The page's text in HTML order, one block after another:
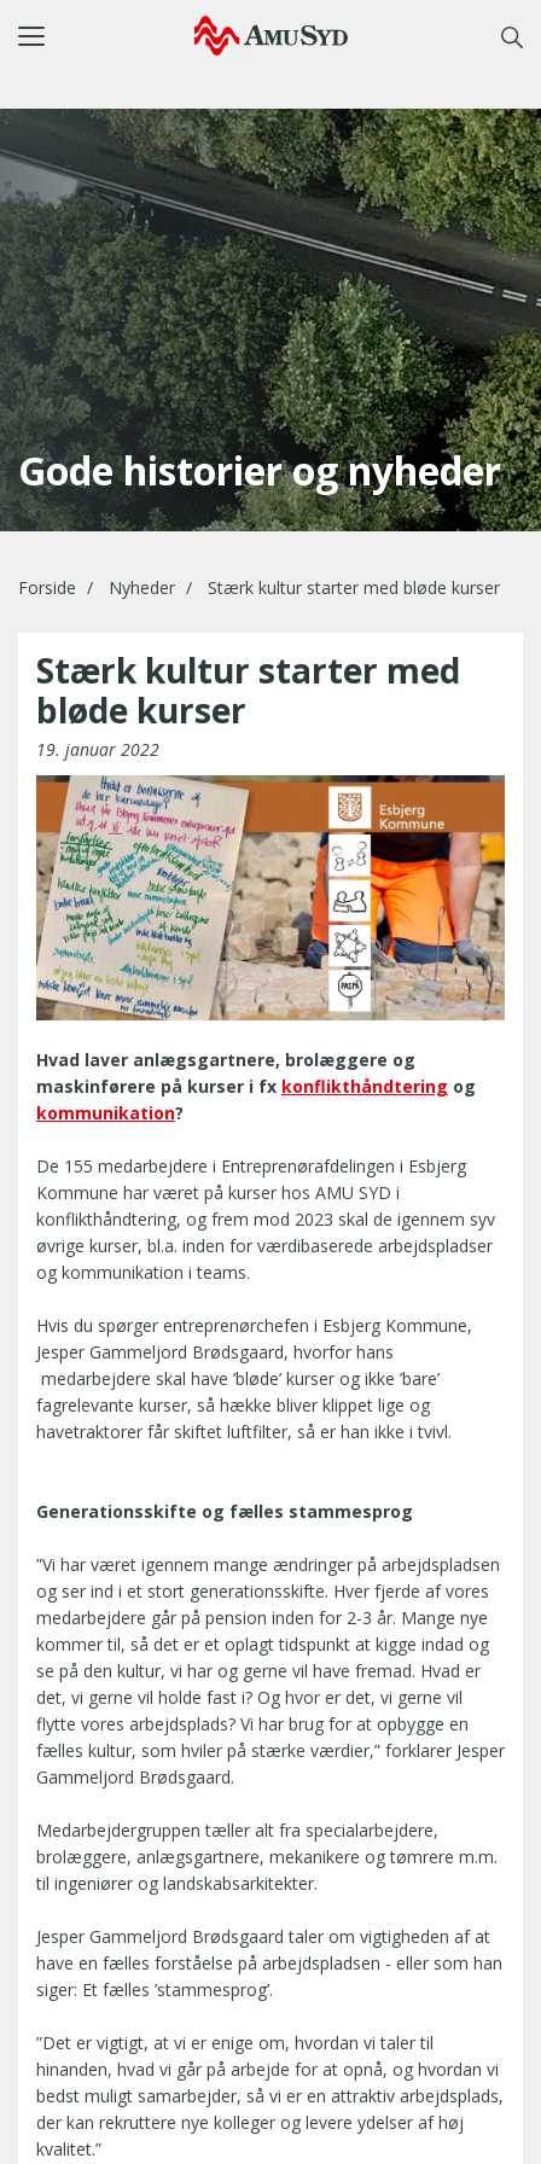
Toggle
Gode historier og nyheder
Forside Nyheder Stærk kultur starter med bløde kurser
Stærk kultur starter med
bløde kurser
19. januar 2022
Hvad laver anlægsgartnere, brolæggere og
maskinførere på kurser i fx konflikthåndtering og
kommunikation?
De 155 medarbejdere i Entreprenørafdelingen i Esbjerg
Kommune har været på kurser hos AMU SYD i
konflikthåndtering, og frem mod 2023 skal de igennem syv
øvrige kurser, bl.a. inden for værdibaserede arbejdspladser
og kommunikation i teams.
Hvis du spørger entreprenørchefen i Esbjerg Kommune,
Jesper Gammeljord Brødsgaard, hvorfor hans
medarbejdere skal have ’bløde’ kurser og ikke ’bare’
fagrelevante kurser, så hække bliver klippet lige og
havetraktorer får skiftet luftfilter, så er han ikke i tvivl.
Generationsskifte og fælles stammesprog
”Vi har været igennem mange ændringer på arbejdspladsen
og ser ind i et stort generationsskifte. Hver fjerde af vores
medarbejdere går på pension inden for 2-3 år. Mange nye
kommer til, så det er et oplagt tidspunkt at kigge indad og
se på den kultur, vi har og gerne vil have fremad. Hvad er
det, vi gerne vil holde fast i? Og hvor er det, vi gerne vil
flytte vores arbejdsplads? Vi har brug for at opbygge en
fælles kultur, som hviler på stærke værdier,” forklarer Jesper
Gammeljord Brødsgaard.
Medarbejdergruppen tæller alt fra specialarbejdere,
brolæggere, anlægsgartnere, mekanikere og tømrere m.m.
til ingeniører og landskabsarkitekter.
Jesper Gammeljord Brødsgaard taler om vigtigheden af at
have en fælles forståelse på arbejdspladsen - eller som han
siger: Et fælles ’stammesprog’.
”Det er vigtigt, at vi er enige om, hvordan vi taler til
hinanden, hvad vi går på arbejde for at opnå, og hvordan vi
bedst muligt samarbejder, så vi er en attraktiv arbejdsplads,
der kan rekruttere nye kolleger og levere ydelser af høj
kvalitet.”